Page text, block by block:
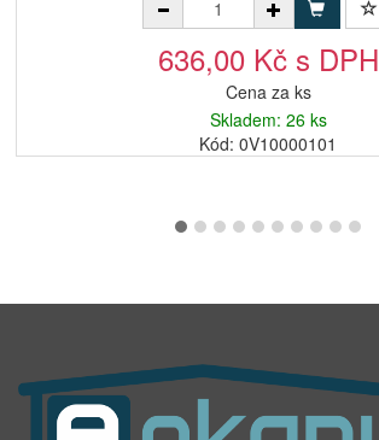
636,00 Kč s DPH
Cena za ks
Skladem: 26 ks
Kód: 0V10000101